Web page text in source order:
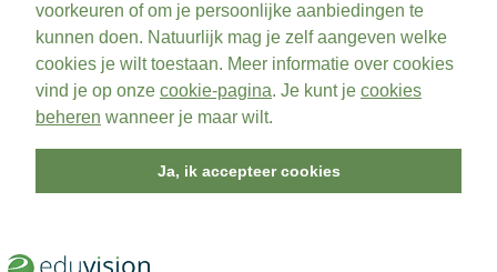
voorkeuren of om je persoonlijke aanbiedingen te
kunnen doen. Natuurlijk mag je zelf aangeven welke
cookies je wilt toestaan. Meer informatie over cookies
vind je op onze cookie-pagina. Je kunt je cookies
beheren wanneer je maar wilt.
Ja, ik accepteer cookies